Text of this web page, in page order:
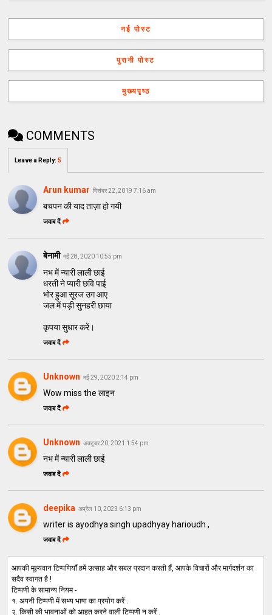
नई पोस्ट
पुरानी पोस्ट
मुख्यपृष्ठ
COMMENTS
Leave a Reply:5
Arun kumar दिसंबर 22, 2019 7:16 am
बचपन की याद ताज़ा हो गयी
जवाब दें
बेनामी मई 28, 2020 10:55 pm
नभ में न्यारी लाली छाई
धरती ने प्यारी छवि पाई
भोर हुआ सूरज उग आए
जल में पड़ी सुनहरी छाया
कृपया सुधार करें।
जवाब दें
Unknown मई 29, 2020 2:14 pm
Wow miss the लाइन
जवाब दें
Unknown अक्टूबर 20, 2021 1:54 pm
नभ में न्यारी लाली छाई
जवाब दें
deepika अप्रैल 10, 2023 6:13 pm
writer is ayodhya singh upadhyay harioudh ,
जवाब दें
आपकी मूल्यवान टिप्पणियाँ हमें उत्साह और सबल प्रदान करती हैं, आपके विचारों और मार्गदर्शन का
सदैव स्वागत है !
टिप्पणी के सामान्य नियम -
१. अपनी टिप्पणी में सभ्य भाषा का प्रयोग करें .
२. किसी की भावनाओं को आहत करने वाली टिप्पणी न करें .